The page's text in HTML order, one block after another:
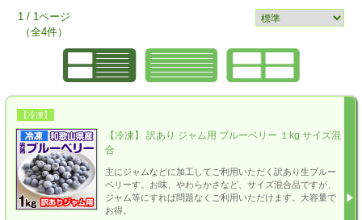
1 / 1ページ
（全4件）
【冷凍】
【冷凍】 訳あり ジャム用 ブルーベリー １kg サイズ混
合
主にジャムなどに加工してご利用いただく訳あり生ブルー
ベリーす。お味、やわらかさなど、サイズ混合品ですが、
ジャム等にすれば問題なくご利用いただけます。大容量で
お得。